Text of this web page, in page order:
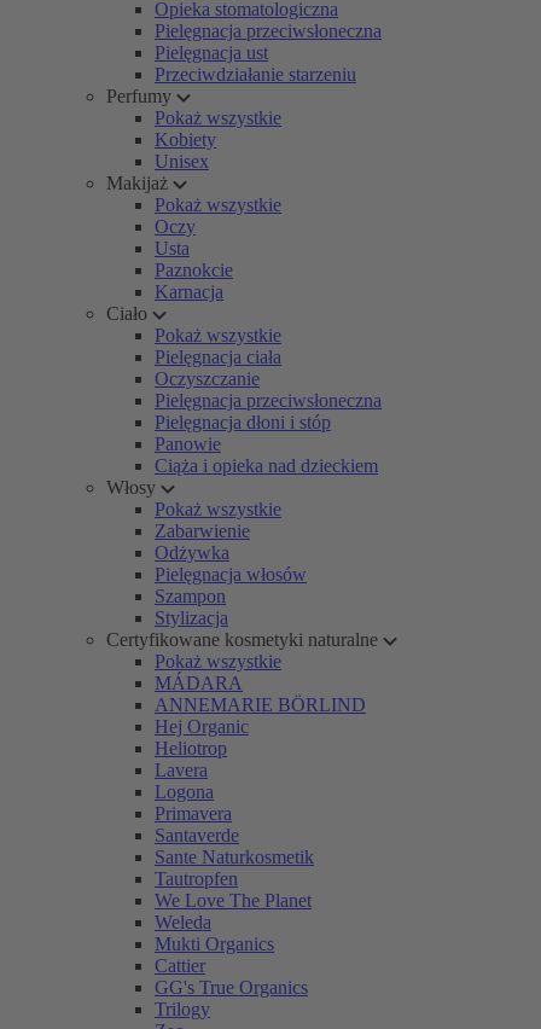
Opieka stomatologiczna
Pielęgnacja przeciwsłoneczna
Pielęgnacja ust
Przeciwdziałanie starzeniu
Perfumy
Pokaż wszystkie
Kobiety
Unisex
Makijaż
Pokaż wszystkie
Oczy
Usta
Paznokcie
Karnacja
Ciało
Pokaż wszystkie
Pielęgnacja ciała
Oczyszczanie
Pielęgnacja przeciwsłoneczna
Pielęgnacja dłoni i stóp
Panowie
Ciąża i opieka nad dzieckiem
Włosy
Pokaż wszystkie
Zabarwienie
Odżywka
Pielęgnacja włosów
Szampon
Stylizacja
Certyfikowane kosmetyki naturalne
Pokaż wszystkie
MÁDARA
ANNEMARIE BÖRLIND
Hej Organic
Heliotrop
Lavera
Logona
Primavera
Santaverde
Sante Naturkosmetik
Tautropfen
We Love The Planet
Weleda
Mukti Organics
Cattier
GG's True Organics
Trilogy